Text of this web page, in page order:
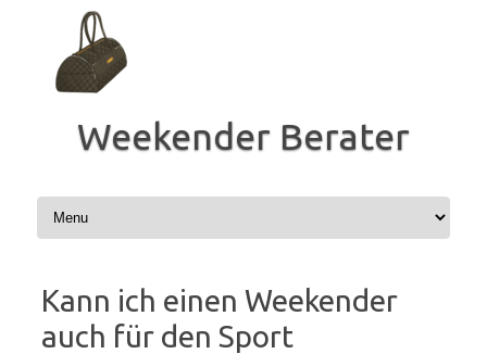
springen
Weekender Berater
Kann ich einen Weekender
auch für den Sport